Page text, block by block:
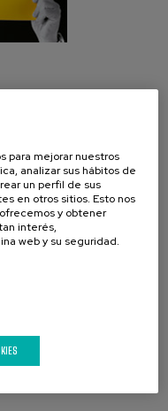
para mejorar nuestros
analizar sus hábitos de
un perfil de sus
en otros sitios. Esto nos
y obtener
interés,
web y su seguridad.